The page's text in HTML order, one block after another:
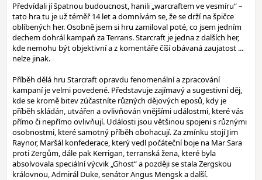
Předvídali jí špatnou budoucnost, hanili „warcraftem ve vesmíru“ –
tato hra tu je už téměř 14 let a domnívám se, že se drží na špičce
oblíbených her. Osobně jsem si hru zamiloval poté, co jsem jedním
dechem dohrál kampaň za Terrans. Starcraft je jedna z dalších her,
kde nemohu být objektivní a z komentáře číší obávaná zaujatost ...
nelze jinak.
Příběh dělá hru Starcraft opravdu fenomenální a zpracování
kampaní je velmi povedené. Představuje zajímavý a sugestivní děj,
kde se kromě bitev zúčastníte různých dějových eposů, kdy je
příběh skládán, utvářen a ovlivňován vnějšími událostmi, které vás
přímo či nepřímo ovlivňují. Události jsou většinou spojeni s různými
osobnostmi, které samotný příběh obohacují. Za zmínku stojí Jim
Raynor, Maršál konfederace, který vedl počáteční boje na Mar Sara
proti Zergům, dále pak Kerrigan, terranská žena, které byla
absolvovala speciální výcvik „Ghost“ a později se stala Zergskou
královnou, Admirál Duke, senátor Angus Mengsk a další.